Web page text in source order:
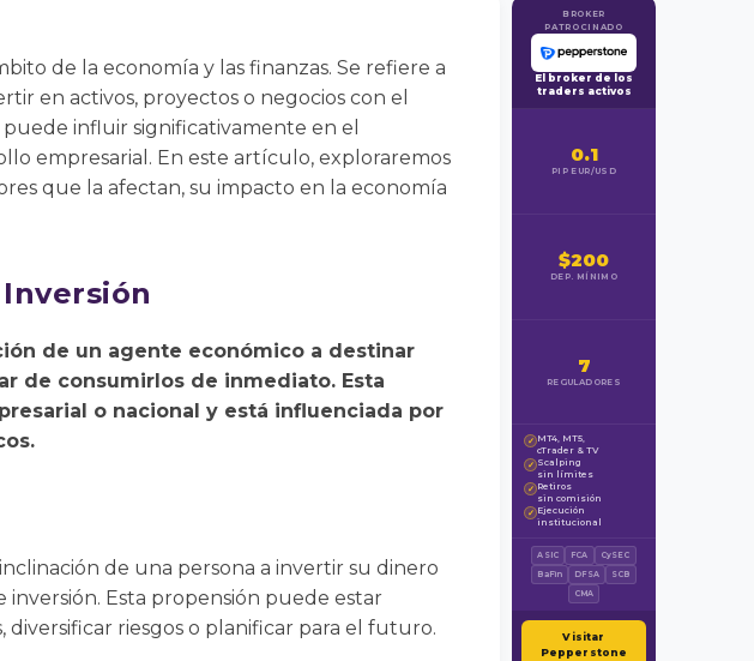
de la economía y las finanzas. Se refiere a
en activos, proyectos o negocios con el
influir significativamente en el
empresarial. En este artículo, exploraremos
que la afectan, su impacto en la economía
de un agente económico a destinar
de consumirlos de inmediato. Esta
o nacional y está influenciada por
de una persona a invertir su dinero
Esta propensión puede estar
riesgos o planificar para el futuro.
BROKER
PATROCINADO
El broker de los
traders activos
0.1
PIP EUR/USD
$200
DEP. MÍNIMO
7
REGULADORES
✓ MT4, MT5,
cTrader & TV
✓ Scalping
sin límites
✓ Retiros
sin comisión
✓ Ejecución
institucional
ASIC FCA
CySEC
BaFin
DFSA
SCB
CMA
Visitar
Pepperstone